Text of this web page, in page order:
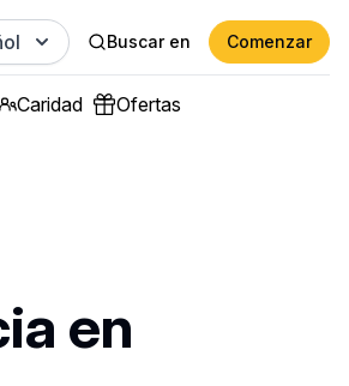
Buscar en Comenzar
Caridad Ofertas
en